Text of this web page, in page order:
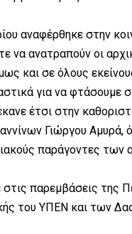
αναφέρθηκε στην
να ανατραπούν οι
και σε όλους
για να φτάσουμε
έκανε έτσι στην
Γιώργου Αμυρά,
παράγοντες των
στις παρεμβάσεις της
του ΥΠΕΝ και των